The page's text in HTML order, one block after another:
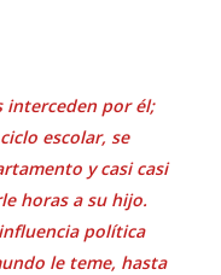
interceden por él;
escolar, se
y casi casi
horas a su hijo.
política
le teme, hasta